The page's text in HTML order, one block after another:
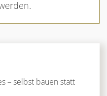
– selbst bauen statt